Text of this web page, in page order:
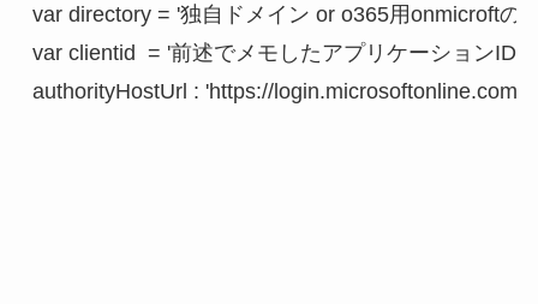
var directory = '独自ドメイン or o365用onmicroftの
var clientid  = '前述でメモしたアプリケーションID';
authorityHostUrl : 'https://login.microsoftonline.com',